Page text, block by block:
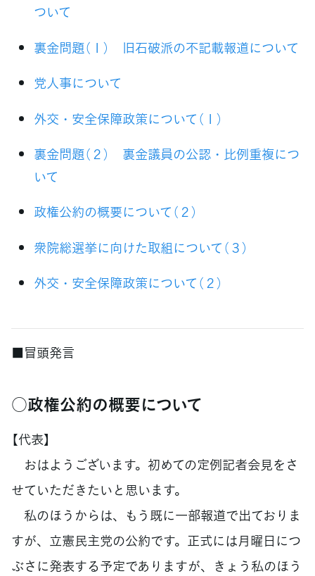
ついて
裏金問題（１） 旧石破派の不記載報道について
党人事について
外交・安全保障政策について（１）
裏金問題（２） 裏金議員の公認・比例重複につ
いて
政権公約の概要について（２）
衆院総選挙に向けた取組について（３）
外交・安全保障政策について（２）
■冒頭発言
○政権公約の概要について
【代表】
おはようございます。初めての定例記者会見をさ
せていただきたいと思います。
私のほうからは、もう既に一部報道で出ておりま
すが、立憲民主党の公約です。正式には月曜日につ
ぶさに発表する予定でありますが、きょう私のほう